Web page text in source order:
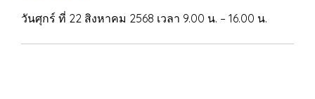
วันศุกร์ ที่ 22 สิงหาคม 2568 เวลา 9.00 น. – 16.00 น.